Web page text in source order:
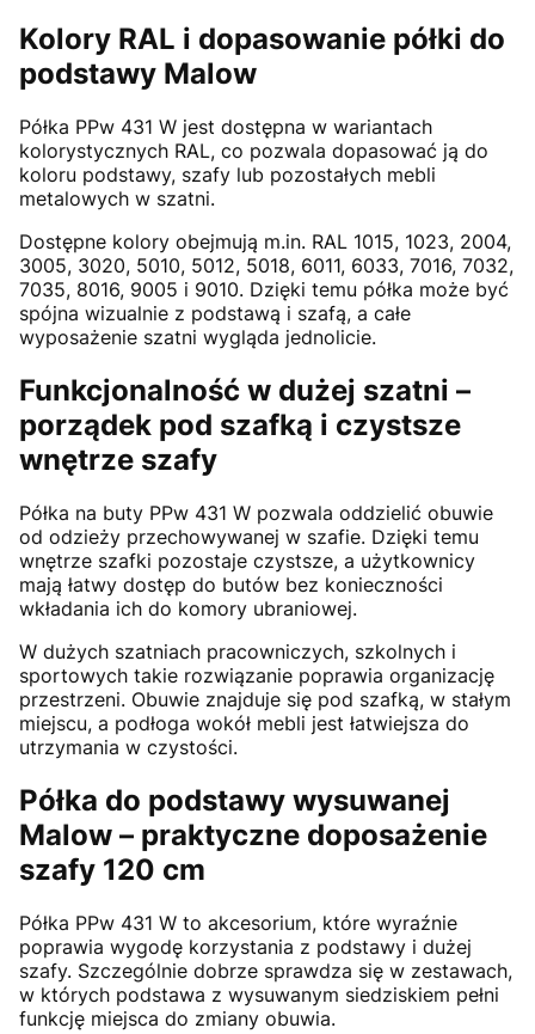
Kolory RAL i dopasowanie półki do
podstawy Malow
Półka PPw 431 W jest dostępna w wariantach
kolorystycznych RAL, co pozwala dopasować ją do
koloru podstawy, szafy lub pozostałych mebli
metalowych w szatni.
Dostępne kolory obejmują m.in. RAL 1015, 1023, 2004,
3005, 3020, 5010, 5012, 5018, 6011, 6033, 7016, 7032,
7035, 8016, 9005 i 9010. Dzięki temu półka może być
spójna wizualnie z podstawą i szafą, a całe
wyposażenie szatni wygląda jednolicie.
Funkcjonalność w dużej szatni –
porządek pod szafką i czystsze
wnętrze szafy
Półka na buty PPw 431 W pozwala oddzielić obuwie
od odzieży przechowywanej w szafie. Dzięki temu
wnętrze szafki pozostaje czystsze, a użytkownicy
mają łatwy dostęp do butów bez konieczności
wkładania ich do komory ubraniowej.
W dużych szatniach pracowniczych, szkolnych i
sportowych takie rozwiązanie poprawia organizację
przestrzeni. Obuwie znajduje się pod szafką, w stałym
miejscu, a podłoga wokół mebli jest łatwiejsza do
utrzymania w czystości.
Półka do podstawy wysuwanej
Malow – praktyczne doposażenie
szafy 120 cm
Półka PPw 431 W to akcesorium, które wyraźnie
poprawia wygodę korzystania z podstawy i dużej
szafy. Szczególnie dobrze sprawdza się w zestawach,
w których podstawa z wysuwanym siedziskiem pełni
funkcję miejsca do zmiany obuwia.